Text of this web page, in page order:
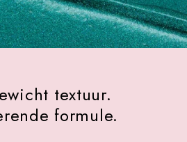
textuur.
formule.